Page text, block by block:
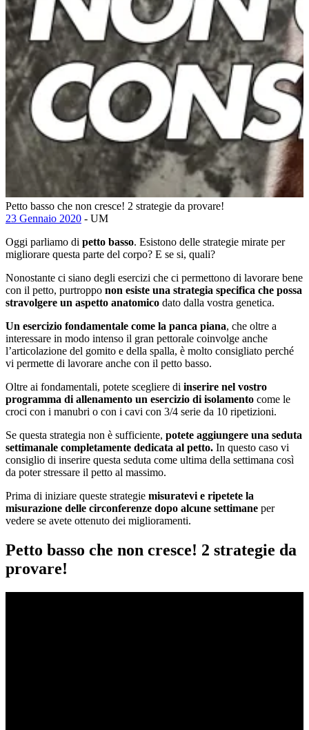
Petto basso che non cresce! 2 strategie da provare!
23 Gennaio 2020 - UM
Oggi parliamo di petto basso. Esistono delle strategie mirate per
migliorare questa parte del corpo? E se si, quali?
Nonostante ci siano degli esercizi che ci permettono di lavorare bene
con il petto, purtroppo non esiste una strategia specifica che possa
stravolgere un aspetto anatomico dato dalla vostra genetica.
Un esercizio fondamentale come la panca piana, che oltre a
interessare in modo intenso il gran pettorale coinvolge anche
l’articolazione del gomito e della spalla, è molto consigliato perché
vi permette di lavorare anche con il petto basso.
Oltre ai fondamentali, potete scegliere di inserire nel vostro
programma di allenamento un esercizio di isolamento come le
croci con i manubri o con i cavi con 3/4 serie da 10 ripetizioni.
Se questa strategia non è sufficiente, potete aggiungere una seduta
settimanale completamente dedicata al petto. In questo caso vi
consiglio di inserire questa seduta come ultima della settimana così
da poter stressare il petto al massimo.
Prima di iniziare queste strategie misuratevi e ripetete la
misurazione delle circonferenze dopo alcune settimane per
vedere se avete ottenuto dei miglioramenti.
Petto basso che non cresce! 2 strategie da
provare!